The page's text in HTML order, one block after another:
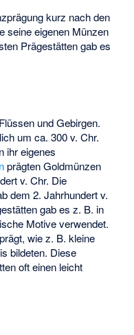
kurz nach den
seine eigenen Münzen
Prägestätten gab es
und Gebirgen.
um ca. 300 v. Chr.
ihr eigenes
prägten Goldmünzen
v. Chr. Die
dem 2. Jahrhundert v.
gab es z. B. in
Motive verwendet.
wie z. B. kleine
bildeten. Diese
oft einen leicht